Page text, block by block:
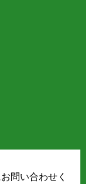
問い合わせく